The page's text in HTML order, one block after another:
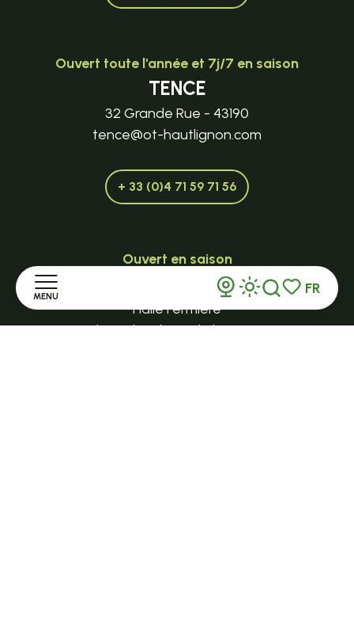
MENU
Voir les
Recherche
FR
Ouvert toute l'année et 7j/7 en saison
TENCE
32 Grande Rue - 43190
tence@ot-hautlignon.com
+ 33 (0)4 71 59 71 56
Ouvert en saison
LE MAZET-SAINT-VOY
Halle Fermière
place des droits de l'Homme